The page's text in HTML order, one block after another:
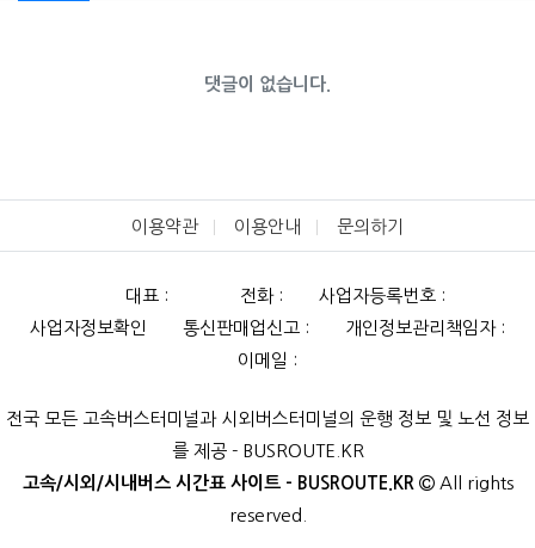
댓글이 없습니다.
이용약관 이용안내 문의하기
대표 : 전화 :
사업자등록번호 :
사업자정보확인
통신판매업신고 :
개인정보관리책임자 :
이메일 :
전국 모든 고속버스터미널과 시외버스터미널의 운행 정보 및 노선 정보
를 제공 - BUSROUTE.KR
고속/시외/시내버스 시간표 사이트 - BUSROUTE.KR
All rights
reserved.